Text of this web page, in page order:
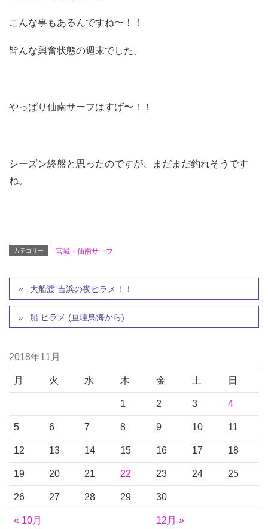
こんな事もあるんですね〜！！
皆んな興奮状態の週末でした。
やっぱり仙南サーフはすげ〜！！
シーズン終盤と思ったのですが、まだまだ釣れそうです
ね。
カテゴリー 宮城・仙南サーフ
大船渡 吉浜の夜ヒラメ！！
船 ヒラメ (亘理鳥海から)
2018年11月
月 火 水 木 金 土 日
« 10月 12月 »
1 2 3 4
5 6 7 8 9 10 11
12 13 14 15 16 17 18
19 20 21 22 23 24 25
26 27 28 29 30